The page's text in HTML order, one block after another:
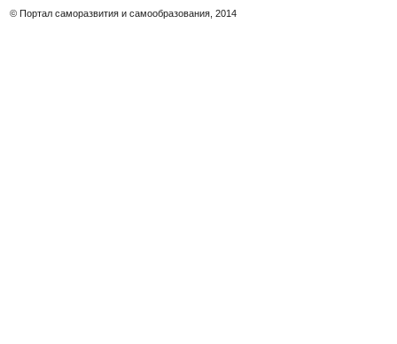
© Портал саморазвития и самообразования, 2014